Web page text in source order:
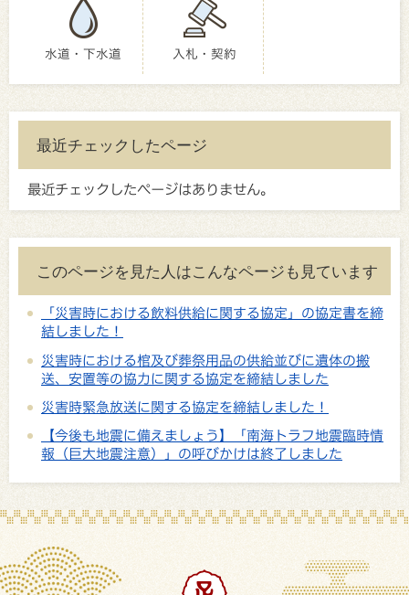
水道・下水道 入札・契約
最近チェックしたページ
最近チェックしたページはありません。
このページを見た人はこんなページも見ています
「災害時における飲料供給に関する協定」の協定書を締
結しました！
災害時における棺及び葬祭用品の供給並びに遺体の搬
送、安置等の協力に関する協定を締結しました
災害時緊急放送に関する協定を締結しました！
【今後も地震に備えましょう】「南海トラフ地震臨時情
報（巨大地震注意）」の呼びかけは終了しました